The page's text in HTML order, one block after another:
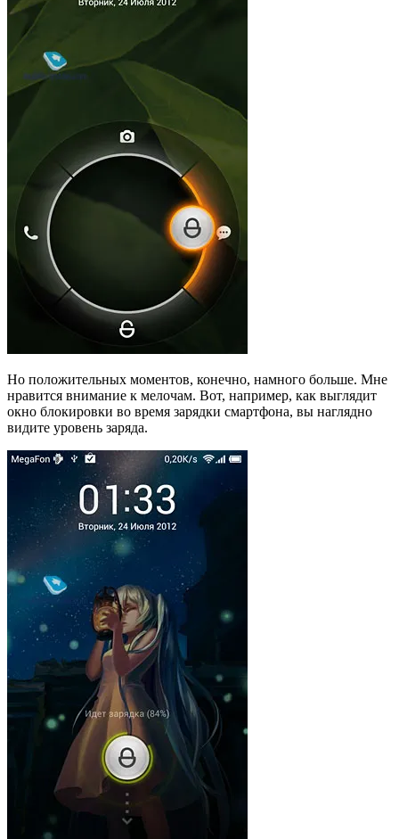
Но положительных моментов, конечно, намного больше. Мне
нравится внимание к мелочам. Вот, например, как выглядит
окно блокировки во время зарядки смартфона, вы наглядно
видите уровень заряда.